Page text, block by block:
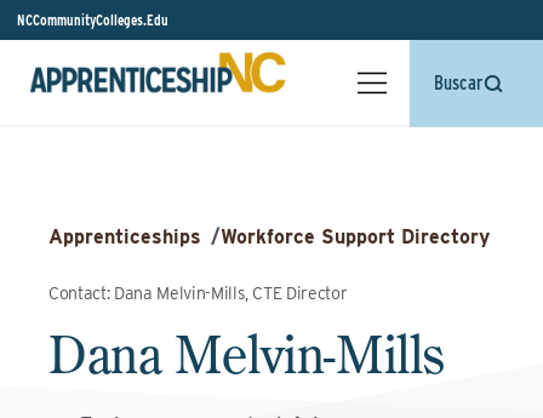
NCCommunityColleges.Edu
Buscar
Apprenticeships /Workforce Support Directory
Contact: Dana Melvin-Mills, CTE Director
Dana Melvin-Mills